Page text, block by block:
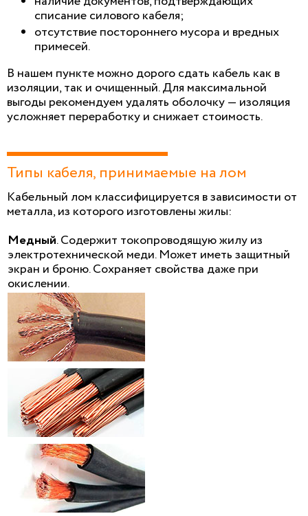
списание силового кабеля;
отсутствие постороннего мусора и вредных
примесей.
В нашем пункте можно дорого сдать кабель как в
изоляции, так и очищенный. Для максимальной
выгоды рекомендуем удалять оболочку — изоляция
усложняет переработку и снижает стоимость.
Типы кабеля, принимаемые на лом
Кабельный лом классифицируется в зависимости от
металла, из которого изготовлены жилы:
Медный. Содержит токопроводящую жилу из
электротехнической меди. Может иметь защитный
экран и броню. Сохраняет свойства даже при
окислении.